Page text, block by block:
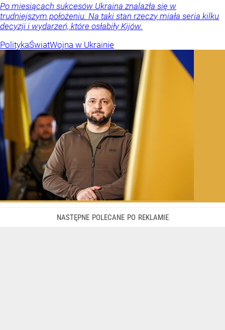
Po miesiącach sukcesów Ukraina znalazła się w
trudniejszym położeniu. Na taki stan rzeczy miała seria kilku
decyzji i wydarzeń, które osłabiły Kijów.
PolitykaŚwiatWojna w Ukrainie